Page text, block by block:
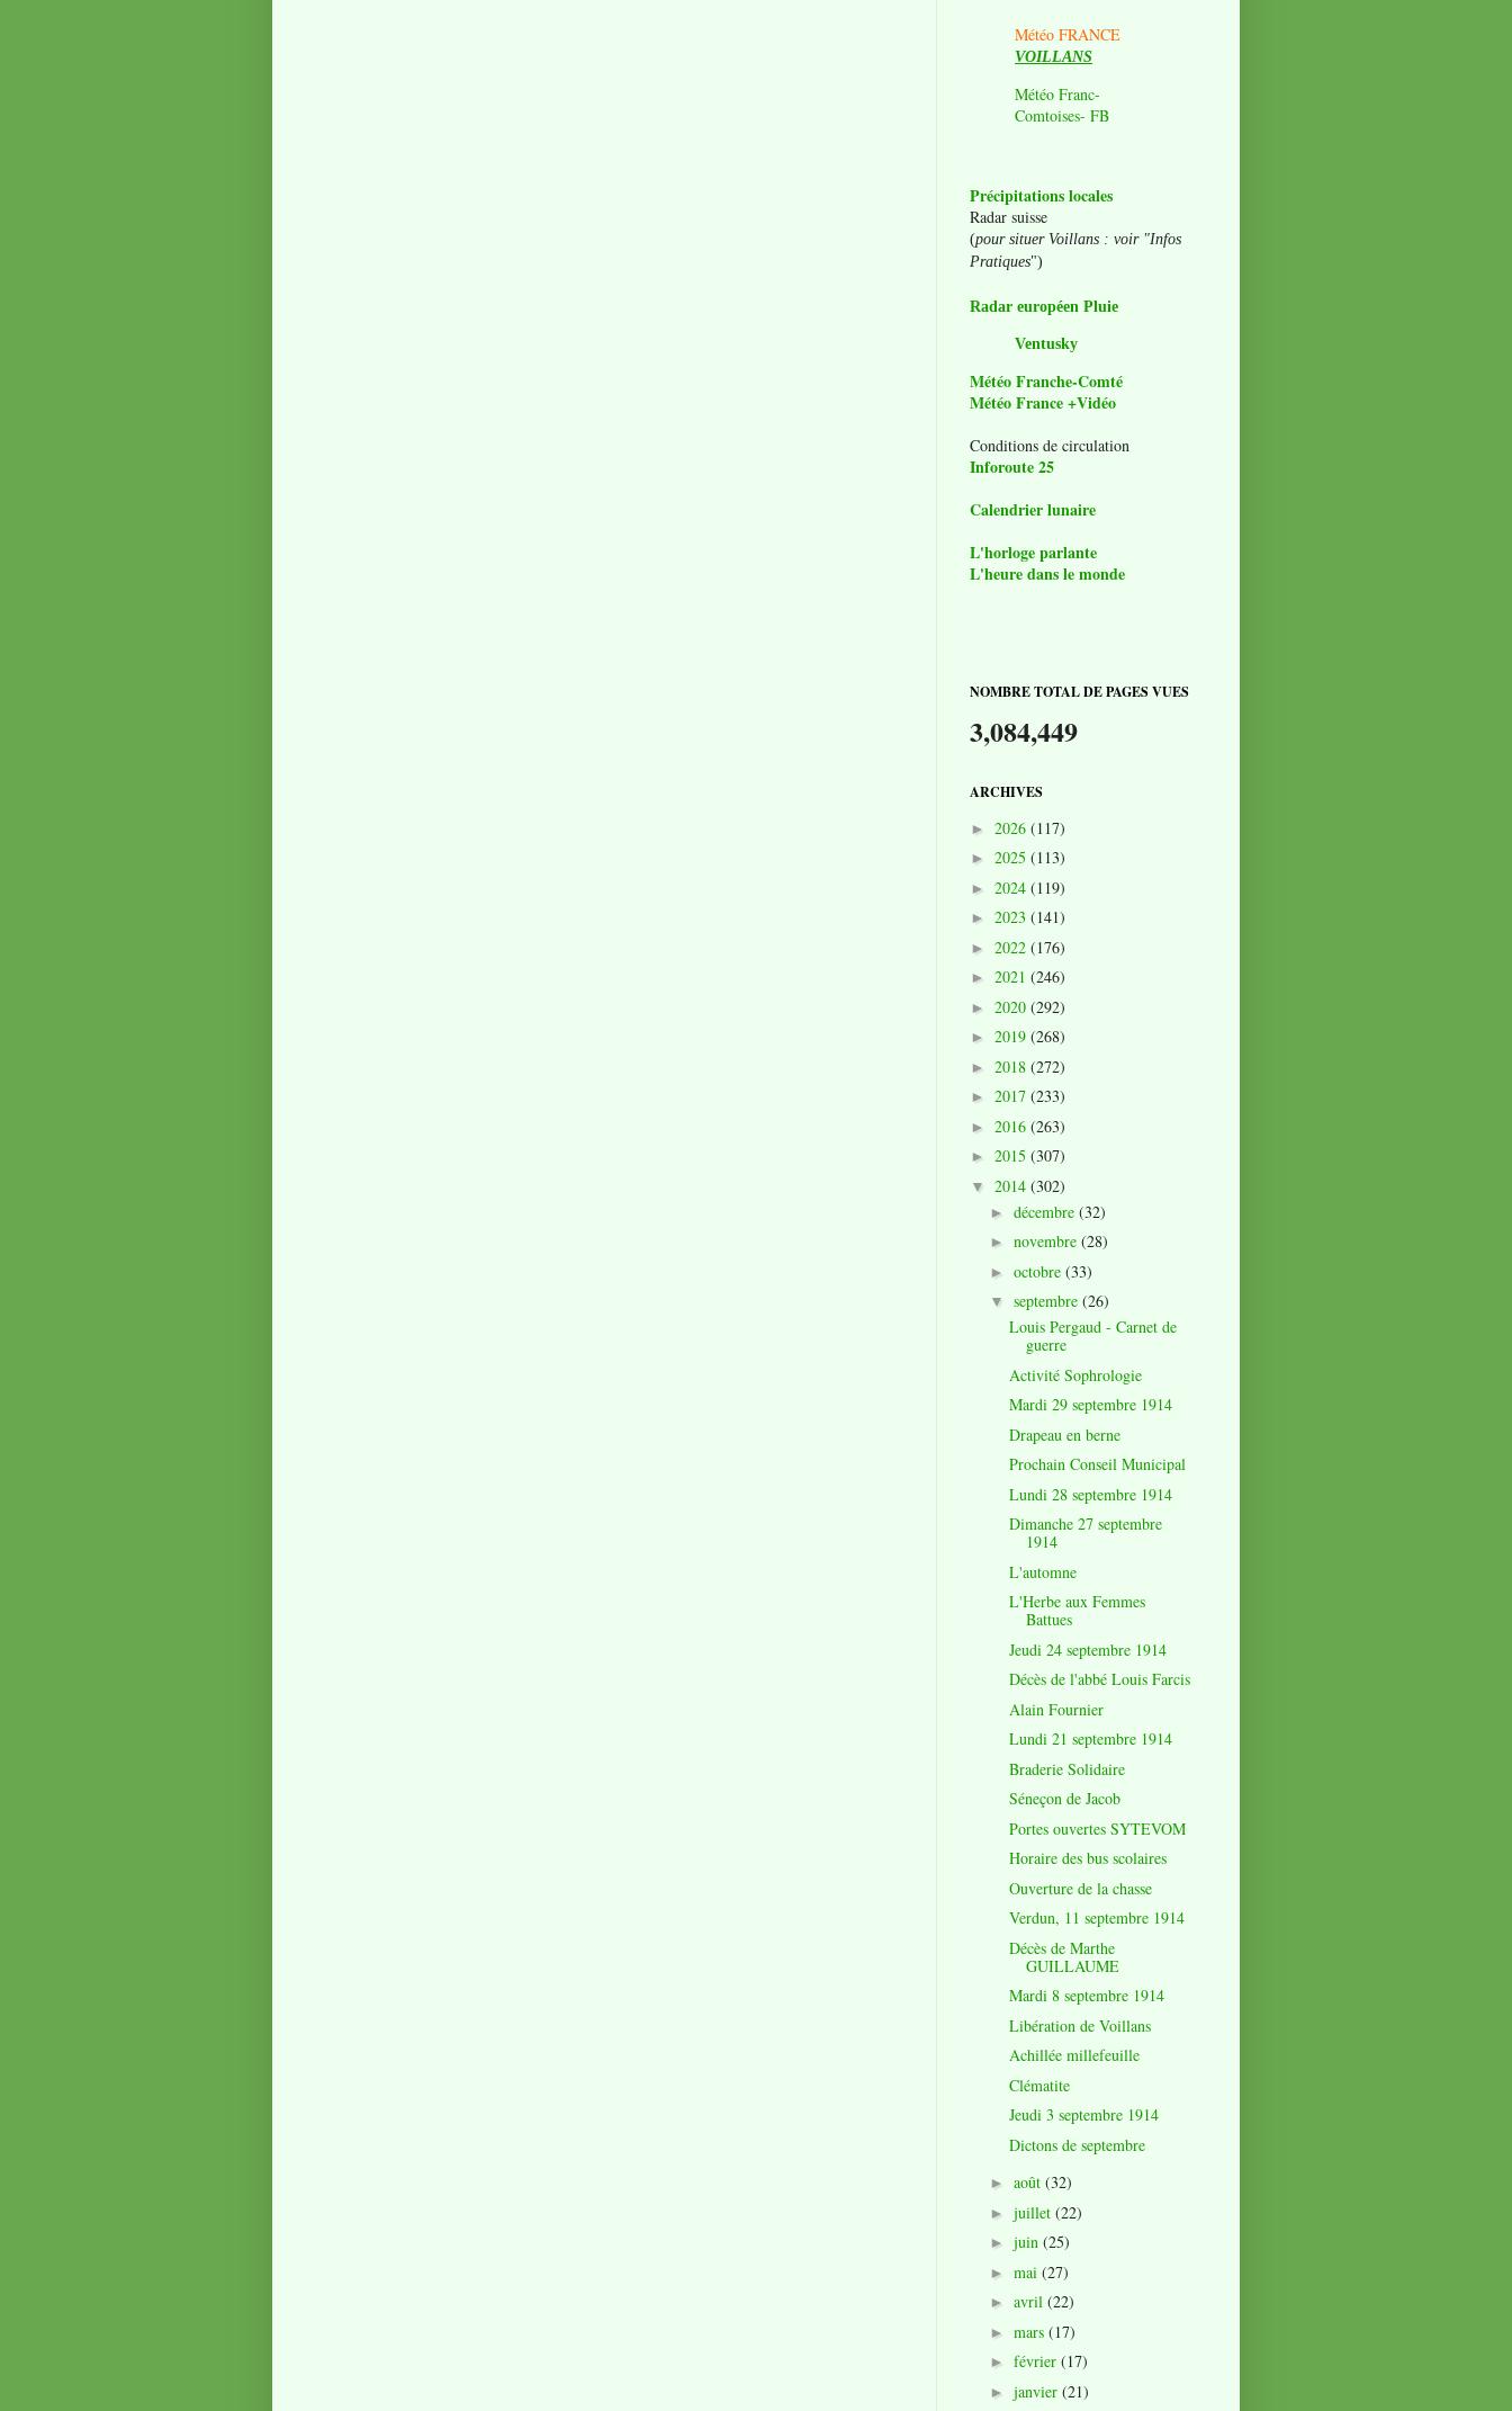
Météo FRANCE
VOILLANS
Météo Franc-
Comtoises- FB
Précipitations locales
Radar suisse
(pour situer Voillans : voir "Infos
Pratiques")
Radar européen Pluie
Ventusky
Météo Franche-Comté
Météo France +Vidéo
Conditions de circulation
Inforoute 25
Calendrier lunaire
L'horloge parlante
L'heure dans le monde
NOMBRE TOTAL DE PAGES VUES
3,084,449
ARCHIVES
► 2026 (117)
► 2025 (113)
► 2024 (119)
► 2023 (141)
► 2022 (176)
► 2021 (246)
► 2020 (292)
► 2019 (268)
► 2018 (272)
► 2017 (233)
► 2016 (263)
► 2015 (307)
▼ 2014 (302)
► décembre (32)
► novembre (28)
► octobre (33)
▼ septembre (26)
Louis Pergaud - Carnet de
guerre
Activité Sophrologie
Mardi 29 septembre 1914
Drapeau en berne
Prochain Conseil Municipal
Lundi 28 septembre 1914
Dimanche 27 septembre
1914
L'automne
L'Herbe aux Femmes
Battues
Jeudi 24 septembre 1914
Décès de l'abbé Louis Farcis
Alain Fournier
Lundi 21 septembre 1914
Braderie Solidaire
Séneçon de Jacob
Portes ouvertes SYTEVOM
Horaire des bus scolaires
Ouverture de la chasse
Verdun, 11 septembre 1914
Décès de Marthe
GUILLAUME
Mardi 8 septembre 1914
Libération de Voillans
Achillée millefeuille
Clématite
Jeudi 3 septembre 1914
Dictons de septembre
► août (32)
► juillet (22)
► juin (25)
► mai (27)
► avril (22)
► mars (17)
► février (17)
► janvier (21)